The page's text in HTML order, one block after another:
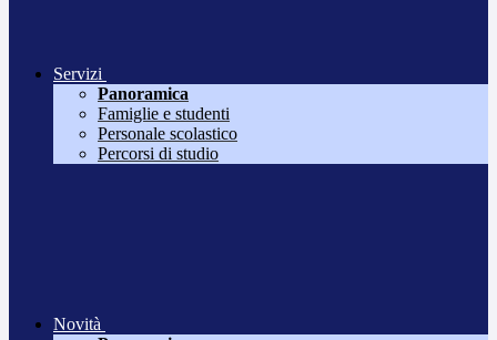
Servizi
Panoramica
Famiglie e studenti
Personale scolastico
Percorsi di studio
Novità